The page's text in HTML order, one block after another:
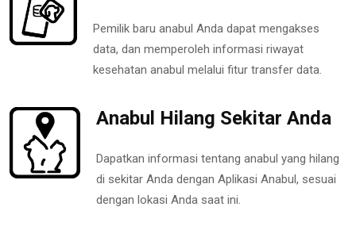
Pemilik baru anabul Anda dapat mengakses
data, dan memperoleh informasi riwayat
kesehatan anabul melalui fitur transfer data.
Anabul Hilang Sekitar Anda
Dapatkan informasi tentang anabul yang hilang
di sekitar Anda dengan Aplikasi Anabul, sesuai
dengan lokasi Anda saat ini.